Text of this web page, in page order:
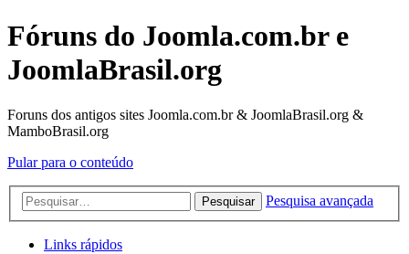
Fóruns do Joomla.com.br e
JoomlaBrasil.org
Foruns dos antigos sites Joomla.com.br & JoomlaBrasil.org &
MamboBrasil.org
Pular para o conteúdo
Pesquisar Pesquisa avançada
Links rápidos